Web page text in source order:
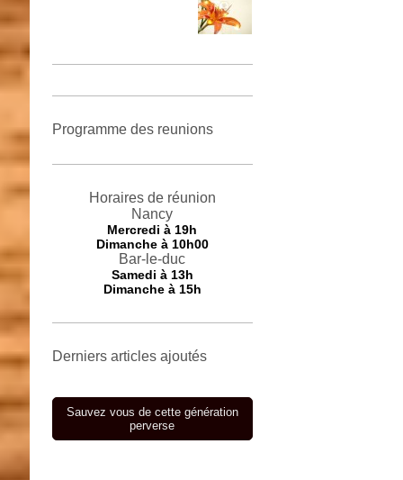
Programme des reunions
Horaires de réunion
Nancy
Mercredià 19h
Dimanche à 10h00
Bar-le-duc
Samedi à 13h
Dimanche à 15h
Derniers articles ajoutés
Sauvez vous de cette génération
perverse